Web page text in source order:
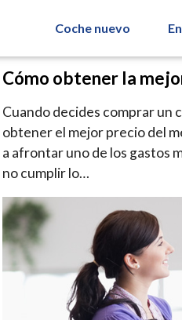
Coche nuevo
Cómo obtener la
Cuando decides comprar un
obtener el mejor precio del
a afrontar uno de los gastos
no cumplir lo…